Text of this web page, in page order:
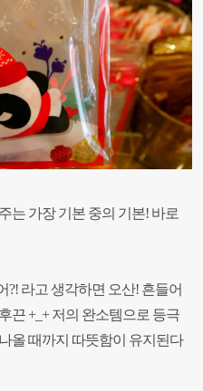
는 가장 기본 중의 기본! 바로
?! 라고 생각하면 오산! 흔들어
끈 +_+ 저의 완소템으로 등극
올 때까지 따뜻함이 유지된다